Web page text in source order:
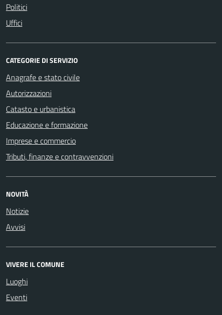
Politici
Uffici
CATEGORIE DI SERVIZIO
Anagrafe e stato civile
Autorizzazioni
Catasto e urbanistica
Educazione e formazione
Imprese e commercio
Tributi, finanze e contravvenzioni
NOVITÀ
Notizie
Avvisi
VIVERE IL COMUNE
Luoghi
Eventi